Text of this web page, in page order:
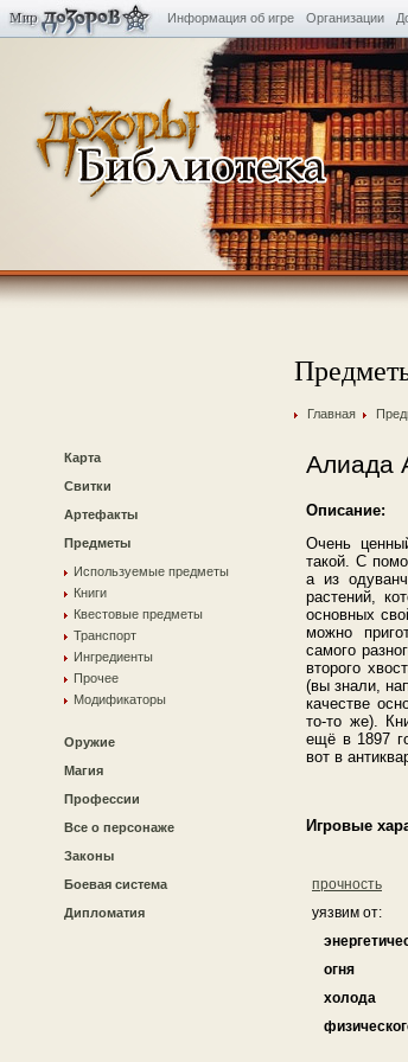
Информация об игре Организации
Карта
Свитки
Артефакты
Предметы
Используемые предметы
Книги
Квестовые предметы
Транспорт
Ингредиенты
Прочее
Модификаторы
Оружие
Магия
Профессии
Все о персонаже
Законы
Боевая система
Дипломатия
Главная
Алиада
Описание:
Очень
такой. С
а из
растений,
основных
можно
самого
второго
(вы знали,
качестве
то-то же).
ещё в 1897
вот в
Игровые
прочность
уязвим от:
огня
холода